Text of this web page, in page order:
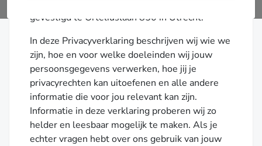
gevestigd te Orteliuslaan 850 in Utrecht.
In deze Privacyverklaring beschrijven wij wie we
zijn, hoe en voor welke doeleinden wij jouw
persoonsgegevens verwerken, hoe jij je
privacyrechten kan uitoefenen en alle andere
informatie die voor jou relevant kan zijn.
Informatie in deze verklaring proberen wij zo
helder en leesbaar mogelijk te maken. Als je
echter vragen hebt over ons gebruik van jouw